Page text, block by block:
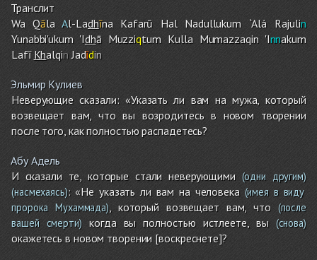
Транслит
Wa QālaAl-Ladhīna Kafarū Hal Nadullukum `Alá Rajulin
Yunabbi'ukum'Idhā MuzziqtumKulla Mumazzaqin 'Innakum
Lafī KhalqinJadīdin
Эльмир Кулиев
Неверующие сказали: «Указать ли вам на мужа, который
возвещает вам, что вы возродитесь в новом творении
после того, как полностью распадетесь?
Абу Адель
И сказали те, которые стали неверующими(одни другим)
(насмехаясь): «Не указать ли вам на человека(имея в виду
пророка Мухаммада), который возвещает вам, что(после
вашей смерти)когда вы полностью истлеете, вы(снова)
окажетесь в новом творении [воскреснете]?